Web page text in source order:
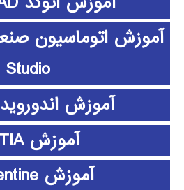
Studio
آموزش اندوروید android
آموزش CATIA
آموزش clementine